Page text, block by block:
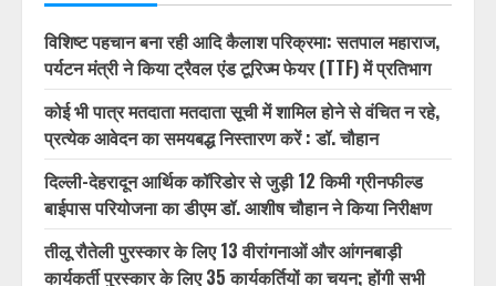
विशिष्ट पहचान बना रही आदि कैलाश परिक्रमा: सतपाल महाराज,
पर्यटन मंत्री ने किया ट्रैवल एंड टूरिज्म फेयर (TTF) में प्रतिभाग
कोई भी पात्र मतदाता मतदाता सूची में शामिल होने से वंचित न रहे,
प्रत्येक आवेदन का समयबद्ध निस्तारण करें : डॉ. चौहान
दिल्ली-देहरादून आर्थिक कॉरिडोर से जुड़ी 12 किमी ग्रीनफील्ड
बाईपास परियोजना का डीएम डॉ. आशीष चौहान ने किया निरीक्षण
तीलू रौतेली पुरस्कार के लिए 13 वीरांगनाओं और आंगनबाड़ी
कार्यकर्ती पुरस्कार के लिए 35 कार्यकर्तियों का चयन; होंगी सभी